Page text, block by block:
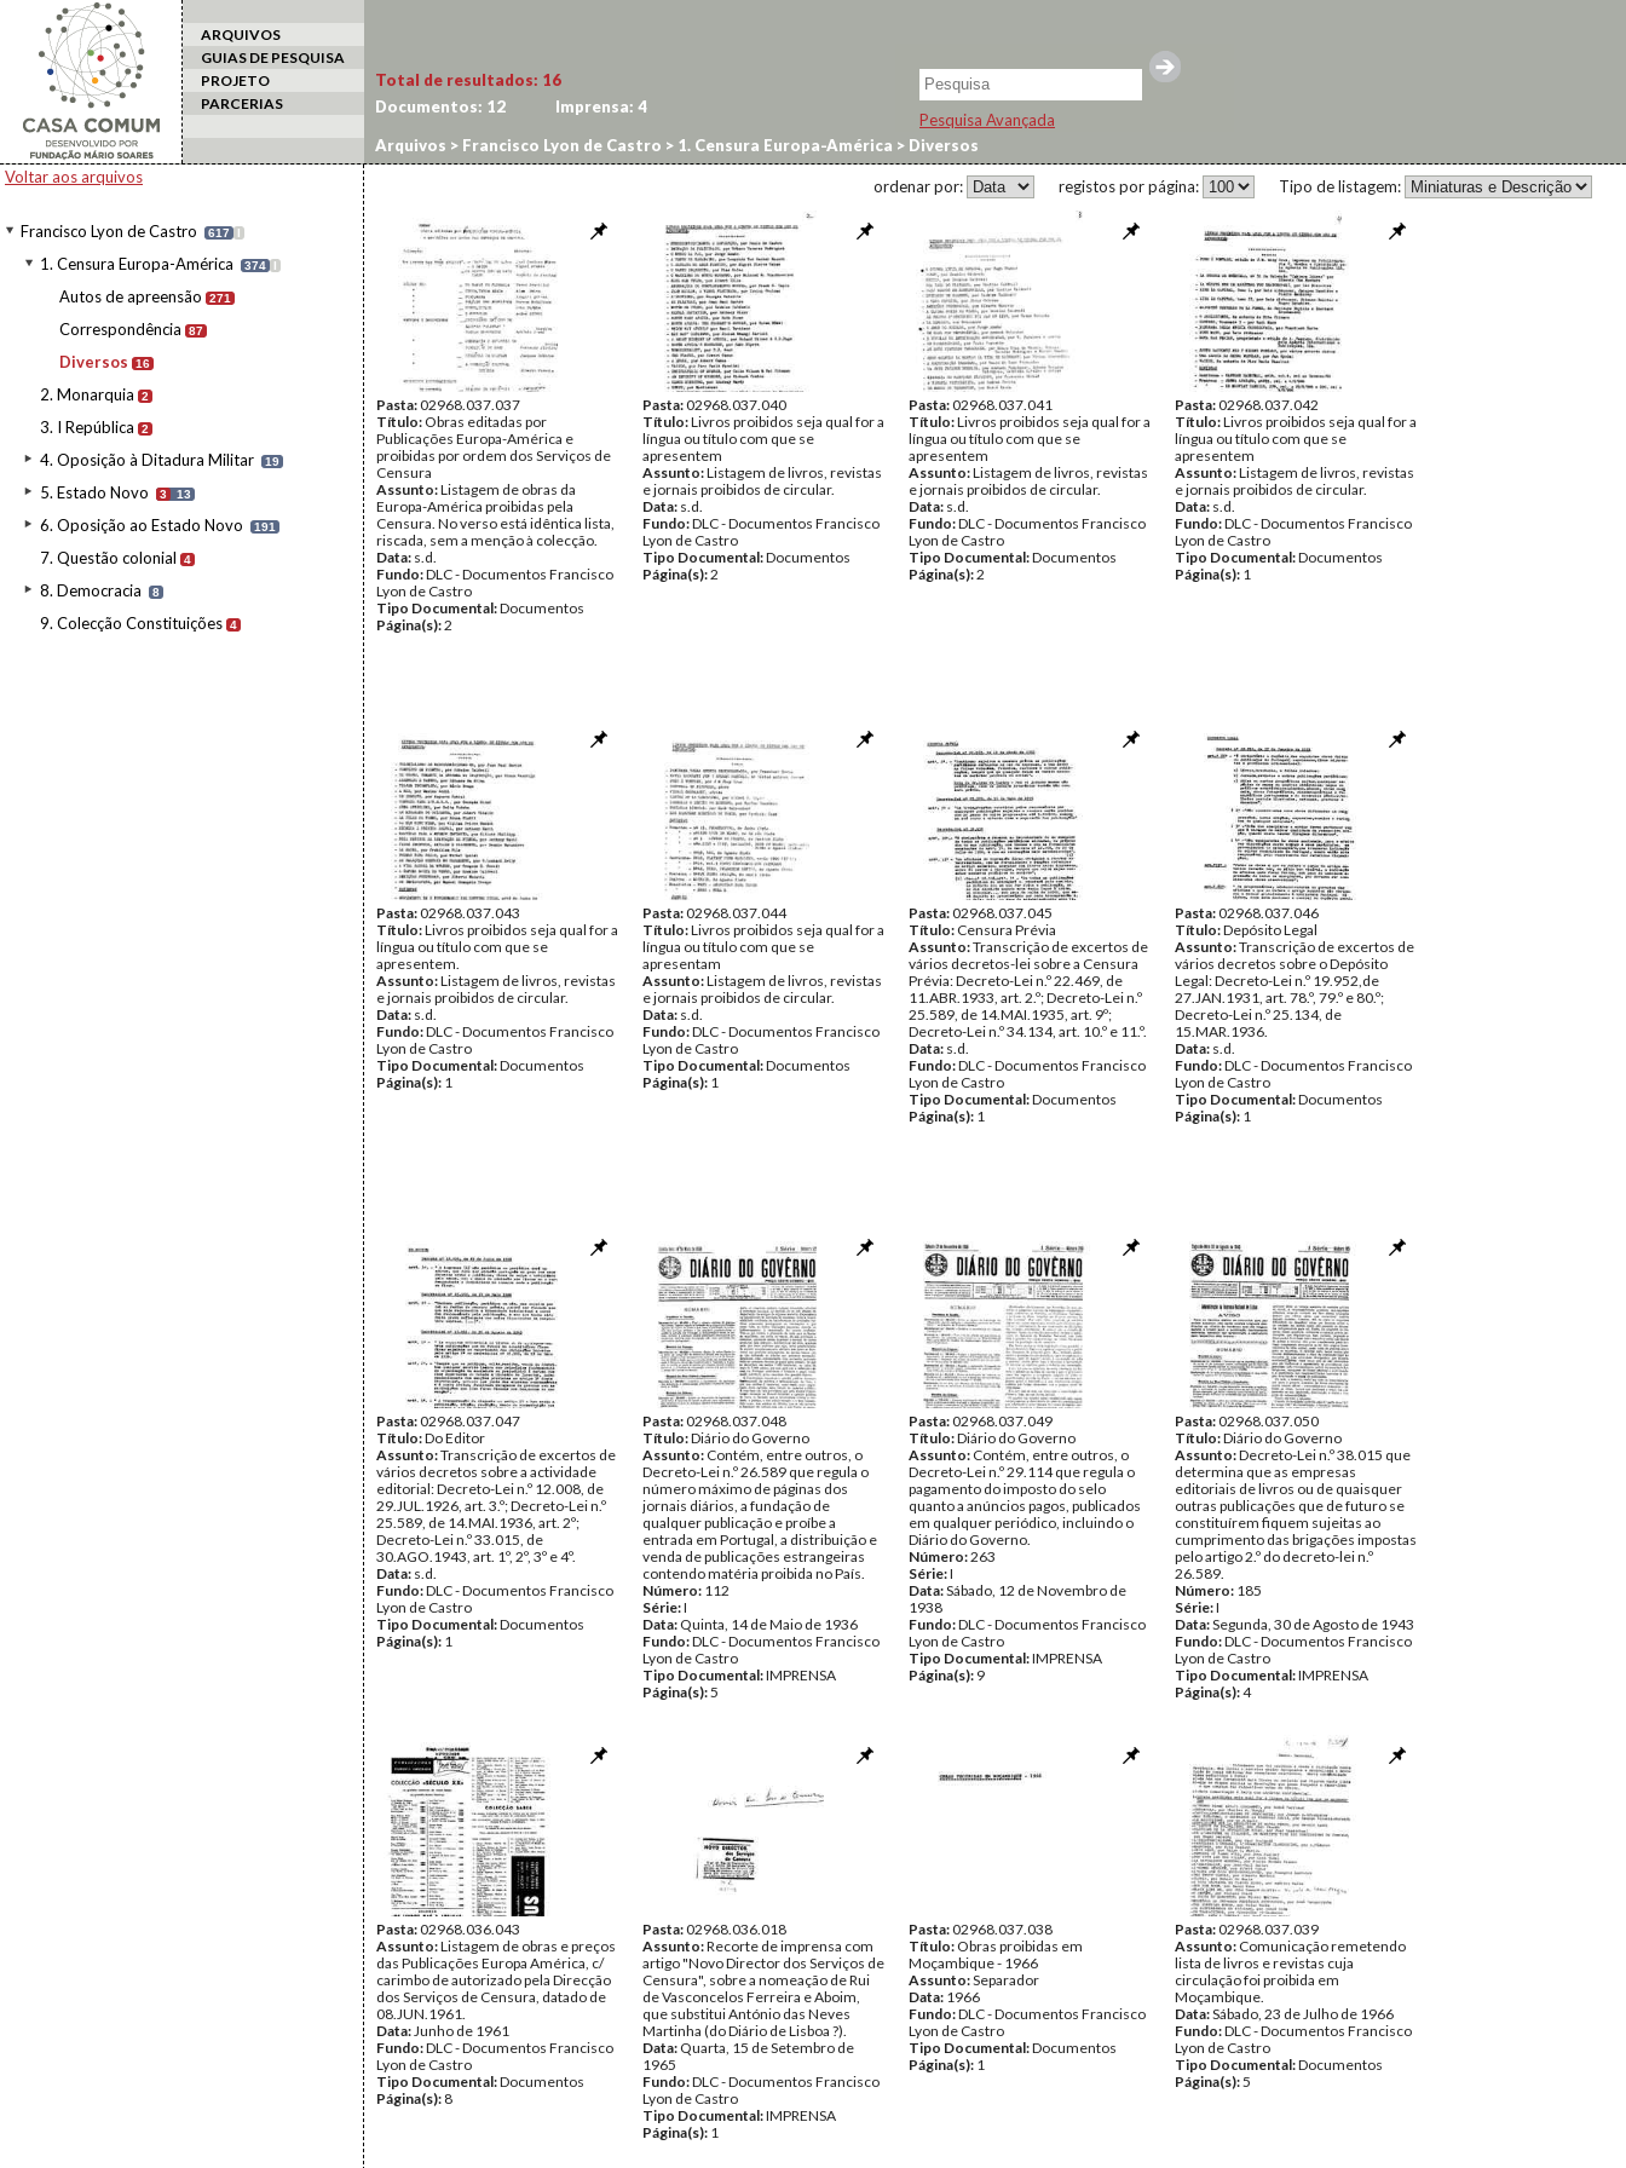
ARQUIVOS
GUIAS DE PESQUISA
PROJETO
PARCERIAS
Pesquisa Avançada
Voltar aos arquivos
Francisco Lyon de Castro 617 I
1. Censura Europa-América 374 I
Autos de apreensão 271
Correspondência 87
Diversos 16
2. Monarquia 2
3. I República 2
4. Oposição à Ditadura Militar 19
5. Estado Novo 3 13
6. Oposição ao Estado Novo 191
7. Questão colonial 4
8. Democracia 8
9. Colecção Constituições 4
Total de resultados: 16
Documentos: 12 Imprensa: 4
Arquivos > Francisco Lyon de Castro > 1. Censura Europa-América > Diversos
Tipo de listagem:
registos por página:
ordenar por:
Pasta:02968.037.037
Título: Obras editadas por
Publicações Europa-América e
proibidas por ordem dos Serviços de
Censura
Assunto:Listagem de obras da
Europa-América proibidas pela
Censura. No verso está idêntica lista,
riscada, sem a menção à colecção.
Data: s.d.
Fundo:DLC - Documentos Francisco
Lyon de Castro
Tipo Documental:Documentos
Página(s):2
Pasta:02968.037.040
Título:Livros proibidos seja qual for a
língua ou título com que se
apresentem
Assunto:Listagem de livros, revistas
e jornais proibidos de circular.
Data: s.d.
Fundo:DLC - Documentos Francisco
Lyon de Castro
Tipo Documental:Documentos
Página(s):2
Pasta:02968.037.041
Título:Livros proibidos seja qual for a
língua ou título com que se
apresentem
Assunto:Listagem de livros, revistas
e jornais proibidos de circular.
Data: s.d.
Fundo:DLC - Documentos Francisco
Lyon de Castro
Tipo Documental:Documentos
Página(s):2
Pasta:02968.037.042
Título:Livros proibidos seja qual for a
língua ou título com que se
apresentem
Assunto:Listagem de livros, revistas
e jornais proibidos de circular.
Data: s.d.
Fundo:DLC - Documentos Francisco
Lyon de Castro
Tipo Documental:Documentos
Página(s): 1
Pasta:02968.037.043
Título:Livros proibidos seja qual for a
língua ou título com que se
apresentem.
Assunto:Listagem de livros, revistas
e jornais proibidos de circular.
Data: s.d.
Fundo:DLC - Documentos Francisco
Lyon de Castro
Tipo Documental:Documentos
Página(s): 1
Pasta:02968.037.044
Título:Livros proibidos seja qual for a
língua ou título com que se
apresentam
Assunto:Listagem de livros, revistas
e jornais proibidos de circular.
Data: s.d.
Fundo:DLC - Documentos Francisco
Lyon de Castro
Tipo Documental:Documentos
Página(s): 1
Pasta:02968.037.045
Título: Censura Prévia
Assunto:Transcrição de excertos de
vários decretos-lei sobre a Censura
Prévia: Decreto-Lei n.º 22.469, de
11.ABR.1933, art. 2.º; Decreto-Lei n.º
25.589, de 14.MAI.1935, art. 9º;
Decreto-Lei n.º 34.134, art. 10.º e 11.º.
Data: s.d.
Fundo:DLC - Documentos Francisco
Lyon de Castro
Tipo Documental:Documentos
Página(s): 1
Pasta:02968.037.046
Título:Depósito Legal
Assunto:Transcrição de excertos de
vários decretos sobre o Depósito
Legal: Decreto-Lei n.º 19.952,de
27.JAN.1931, art. 78.º, 79.º e 80.º;
Decreto-Lei n.º 25.134, de
15.MAR.1936.
Data: s.d.
Fundo:DLC - Documentos Francisco
Lyon de Castro
Tipo Documental:Documentos
Página(s): 1
Pasta:02968.037.047
Título:Do Editor
Assunto:Transcrição de excertos de
vários decretos sobre a actividade
editorial: Decreto-Lei n.º 12.008, de
29.JUL.1926, art. 3.º; Decreto-Lei n.º
25.589, de 14.MAI.1936, art. 2º;
Decreto-Lei n.º 33.015, de
30.AGO.1943, art. 1º, 2º, 3º e 4º.
Data: s.d.
Fundo:DLC - Documentos Francisco
Lyon de Castro
Tipo Documental:Documentos
Página(s): 1
Pasta:02968.037.048
Título:Diário do Governo
Assunto: Contém, entre outros, o
Decreto-Lei n.º 26.589 que regula o
número máximo de páginas dos
jornais diários, a fundação de
qualquer publicação e proíbe a
entrada em Portugal, a distribuição e
venda de publicações estrangeiras
contendo matéria proibida no País.
Número: 112
Série:I
Data: Quinta, 14 de Maio de 1936
Fundo:DLC - Documentos Francisco
Lyon de Castro
Tipo Documental:IMPRENSA
Página(s):5
Pasta:02968.037.049
Título:Diário do Governo
Assunto: Contém, entre outros, o
Decreto-Lei n.º 29.114 que regula o
pagamento do imposto do selo
quanto a anúncios pagos, publicados
em qualquer periódico, incluindo o
Diário do Governo.
Número:263
Série:I
Data:Sábado, 12 de Novembro de
1938
Fundo:DLC - Documentos Francisco
Lyon de Castro
Tipo Documental:IMPRENSA
Página(s): 9
Pasta:02968.037.050
Título:Diário do Governo
Assunto:Decreto-Lei n.º 38.015 que
determina que as empresas
editoriais de livros ou de quaisquer
outras publicações que de futuro se
constituírem fiquem sujeitas ao
cumprimento das brigações impostas
pelo artigo 2.º do decreto-lei n.º
26.589.
Número: 185
Série:I
Data:Segunda, 30 de Agosto de 1943
Fundo:DLC - Documentos Francisco
Lyon de Castro
Tipo Documental:IMPRENSA
Página(s):4
Pasta:02968.036.043
Assunto:Listagem de obras e preços
das Publicações Europa América, c/
carimbo de autorizado pela Direcção
dos Serviços de Censura, datado de
08.JUN.1961.
Data:Junho de 1961
Fundo:DLC - Documentos Francisco
Lyon de Castro
Tipo Documental:Documentos
Página(s): 8
Pasta:02968.036.018
Assunto:Recorte de imprensa com
artigo "Novo Director dos Serviços de
Censura", sobre a nomeação de Rui
de Vasconcelos Ferreira e Aboim,
que substitui António das Neves
Martinha (do Diário de Lisboa ?).
Data: Quarta, 15 de Setembro de
1965
Fundo:DLC - Documentos Francisco
Lyon de Castro
Tipo Documental:IMPRENSA
Página(s): 1
Pasta:02968.037.038
Título: Obras proibidas em
Moçambique - 1966
Assunto:Separador
Data: 1966
Fundo:DLC - Documentos Francisco
Lyon de Castro
Tipo Documental:Documentos
Página(s): 1
Pasta:02968.037.039
Assunto: Comunicação remetendo
lista de livros e revistas cuja
circulação foi proibida em
Moçambique.
Data:Sábado, 23 de Julho de 1966
Fundo:DLC - Documentos Francisco
Lyon de Castro
Tipo Documental:Documentos
Página(s):5